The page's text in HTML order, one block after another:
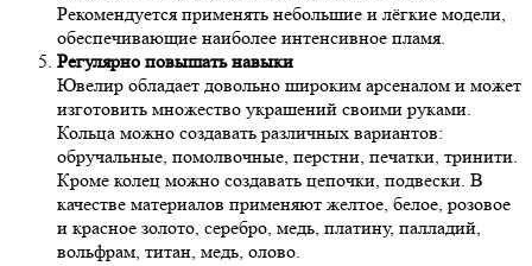
Рекомендуется применять небольшие и лёгкие модели,
обеспечивающие наиболее интенсивное пламя.
Регулярно повышать навыки
Ювелир обладает довольно широким арсеналом и может
изготовить множество украшений своими руками.
Кольца можно создавать различных вариантов:
обручальные, помолвочные, перстни, печатки, тринити.
Кроме колец можно создавать цепочки, подвески. В
качестве материалов применяют желтое, белое, розовое
и красное золото, серебро, медь, платину, палладий,
вольфрам, титан, медь, олово.